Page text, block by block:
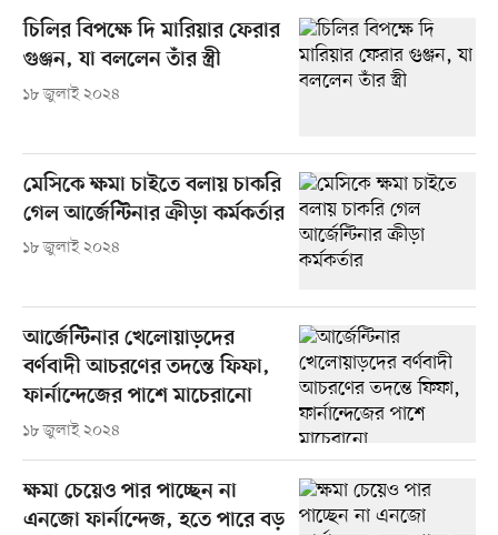
চিলির বিপক্ষে দি মারিয়ার ফেরার
গুঞ্জন, যা বললেন তাঁর স্ত্রী
১৮ জুলাই ২০২৪
মেসিকে ক্ষমা চাইতে বলায় চাকরি
গেল আর্জেন্টিনার ক্রীড়া কর্মকর্তার
১৮ জুলাই ২০২৪
আর্জেন্টিনার খেলোয়াড়দের
বর্ণবাদী আচরণের তদন্তে ফিফা,
ফার্নান্দেজের পাশে মাচেরানো
১৮ জুলাই ২০২৪
ক্ষমা চেয়েও পার পাচ্ছেন না
এনজো ফার্নান্দেজ, হতে পারে বড়